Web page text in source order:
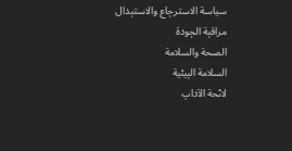
سياسة الاسترجاع والاستبدال
مراقبة الجودة
الصحة والسلامة
السلامة البيئية
لائحة الآداب